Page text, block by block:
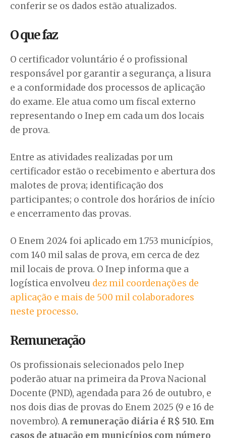
conferir se os dados estão atualizados.
O que faz
O certificador voluntário é o profissional
responsável por garantir a segurança, a lisura
e a conformidade dos processos de aplicação
do exame. Ele atua como um fiscal externo
representando o Inep em cada um dos locais
de prova.
Entre as atividades realizadas por um
certificador estão o recebimento e abertura dos
malotes de prova; identificação dos
participantes; o controle dos horários de início
e encerramento das provas.
O Enem 2024 foi aplicado em 1.753 municípios,
com 140 mil salas de prova, em cerca de dez
mil locais de prova. O Inep informa que a
logística envolveu dez mil coordenações de
aplicação e mais de 500 mil colaboradores
neste processo.
Remuneração
Os profissionais selecionados pelo Inep
poderão atuar na primeira da Prova Nacional
Docente (PND), agendada para 26 de outubro, e
nos dois dias de provas do Enem 2025 (9 e 16 de
novembro). A remuneração diária é R$ 510. Em
casos de atuação em municípios com número